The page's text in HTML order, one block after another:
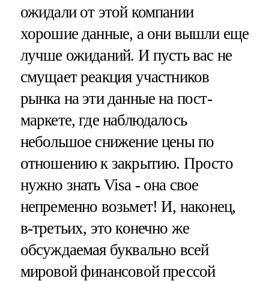
ожидали от этой компании
хорошие данные, а они вышли еще
лучше ожиданий. И пусть вас не
смущает реакция участников
рынка на эти данные на пост-
маркете, где наблюдалось
небольшое снижение цены по
отношению к закрытию. Просто
нужно знать Visa - она свое
непременно возьмет! И, наконец,
в-третьих, это конечно же
обсуждаемая буквально всей
мировой финансовой прессой